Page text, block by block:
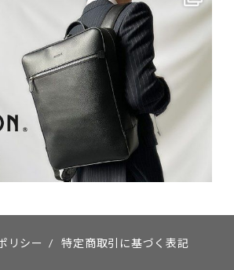
リシー / 特定商取引に基づく表記